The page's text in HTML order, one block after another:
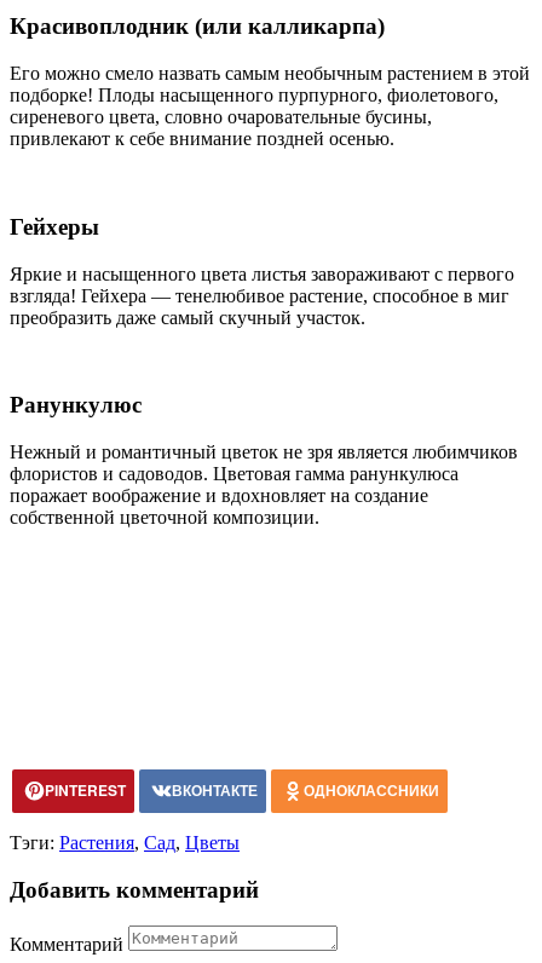
Красивоплодник (или калликарпа)
Его можно смело назвать самым необычным растением в этой
подборке! Плоды насыщенного пурпурного, фиолетового,
сиреневого цвета, словно очаровательные бусины,
привлекают к себе внимание поздней осенью.
Гейхеры
Яркие и насыщенного цвета листья завораживают с первого
взгляда! Гейхера — тенелюбивое растение, способное в миг
преобразить даже самый скучный участок.
Ранункулюс
Нежный и романтичный цветок не зря является любимчиков
флористов и садоводов. Цветовая гамма ранункулюса
поражает воображение и вдохновляет на создание
собственной цветочной композиции.
PINTEREST ВКОНТАКТЕ ОДНОКЛАССНИКИ
Тэги: Растения, Сад, Цветы
Добавить комментарий
Комментарий